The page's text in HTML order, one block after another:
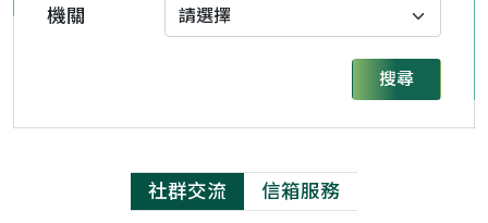
機關
搜尋
社群交流 信箱服務